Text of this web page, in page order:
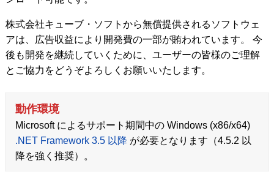
株式会社キューブ・ソフトから無償提供されるソフトウェ
アは、広告収益により開発費の一部が賄われています。 今
後も開発を継続していくために、ユーザーの皆様のご理解
とご協力をどうぞよろしくお願いいたします。
動作環境
Microsoft によるサポート期間中の Windows (x86/x64)
.NET Framework 3.5 以降 が必要となります（4.5.2 以
降を強く推奨）。